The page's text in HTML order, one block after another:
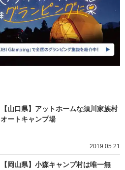
【山口県】アットホームな須川家族村
オートキャンプ場
2019.05.21
【岡山県】小森キャンプ村は唯一無